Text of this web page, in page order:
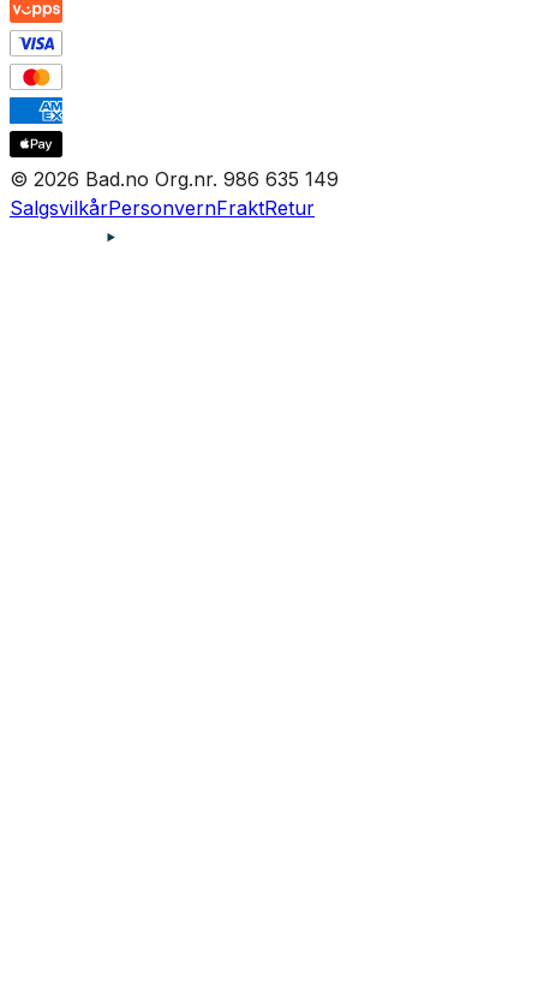
© 2026 Bad.no Org.nr. 986 635 149
SalgsvilkårPersonvernFraktRetur